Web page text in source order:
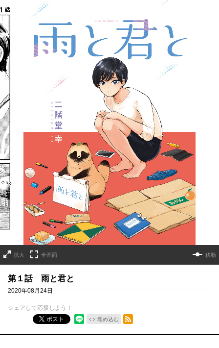
拡大 全画面 移動
第１話 雨と君と
2020年08月24日
シェアして応援しよう！
ポスト
埋め込む
RSSフィード